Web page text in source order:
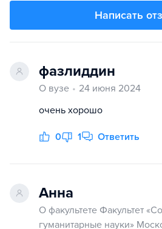
Написать
фазлиддин
О вузе
24 июня 2024
очень хорошо
0 1 Ответить
Анна
О факультете Факультет
гуманитарные науки»